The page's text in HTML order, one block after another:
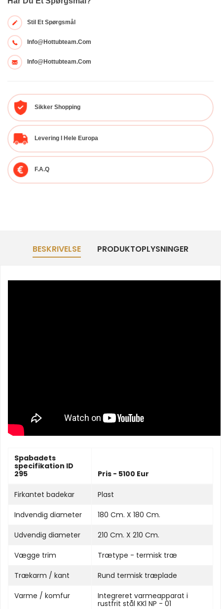
Stil Et Spørgsmål
Info@hottubteam.com
Info@hottubteam.com
Sikker Shopping
Levering I Hele Europa
F.A.Q
BESKRIVELSE PRODUKTOPLYSNINGER
Spabadets
specifikation ID
295
Pris - 5100 Eur
Firkantet badekar Plast
Indvendig diameter 180 Cm. X 180 Cm.
Udvendig diameter 210 Cm. X 210 Cm.
Vægge trim Trætype - termisk træ
Trækarm / kant Rund termisk træplade
Varme / komfur
Integreret varmeapparat i
rustfrit stål KKl NP - 01